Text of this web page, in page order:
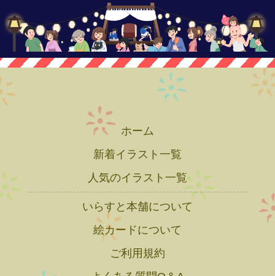
ホーム
新着イラスト一覧
人気のイラスト一覧
いらすと本舗について
絵カードについて
ご利用規約